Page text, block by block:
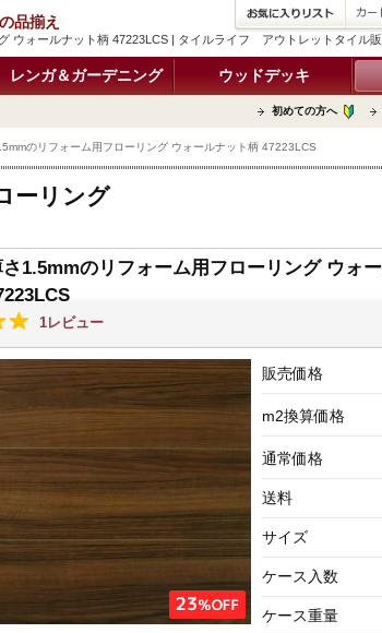
ウォールナット柄 47223LCS | タイルライフ アウトレットタイル
品揃え
レンガ＆ガーデニング ウッドデッキ
初めての方へ
のリフォーム用フローリング ウォールナット柄 47223LCS
ーリング
1.5mmのリフォーム用フローリング ウォ
1レビュー
販売価格
m2換算価格
通常価格
送料
サイズ
ケース入数
ケース重量